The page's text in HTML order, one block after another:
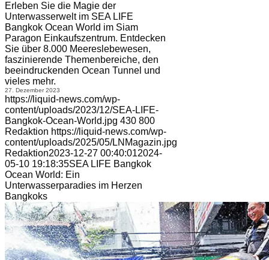
Erleben Sie die Magie der
Unterwasserwelt im SEA LIFE
Bangkok Ocean World im Siam
Paragon Einkaufszentrum. Entdecken
Sie über 8.000 Meereslebewesen,
faszinierende Themenbereiche, den
beeindruckenden Ocean Tunnel und
vieles mehr.
27. Dezember 2023
https://liquid-news.com/wp-
content/uploads/2023/12/SEA-LIFE-
Bangkok-Ocean-World.jpg 430 800
Redaktion https://liquid-news.com/wp-
content/uploads/2025/05/LNMagazin.jpg
Redaktion2023-12-27 00:40:012024-
05-10 19:18:35SEA LIFE Bangkok
Ocean World: Ein
Unterwasserparadies im Herzen
Bangkoks